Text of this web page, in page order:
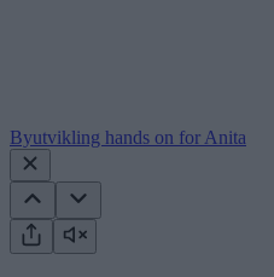
Byutvikling hands on for Anita